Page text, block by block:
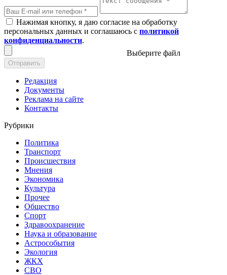
Нажимая кнопку, я даю согласие на обработку
персональных данных и соглашаюсь с политикой
конфиденциальности.
Выберите файл
Отправить
Редакция
Документы
Реклама на сайте
Контакты
Рубрики
Политика
Транспорт
Происшествия
Мнения
Экономика
Культура
Прочее
Общество
Спорт
Здравоохранение
Наука и образование
Астрособытия
Экология
ЖКХ
СВО